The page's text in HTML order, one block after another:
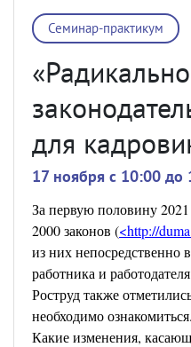
Семинар-практикум
для
17 ноября c 10:00 до
За первую половину
2000 законов (<http://
из них непосредственно
работника и
Роструд также
необходимо ознакомиться.
Какие изменения,